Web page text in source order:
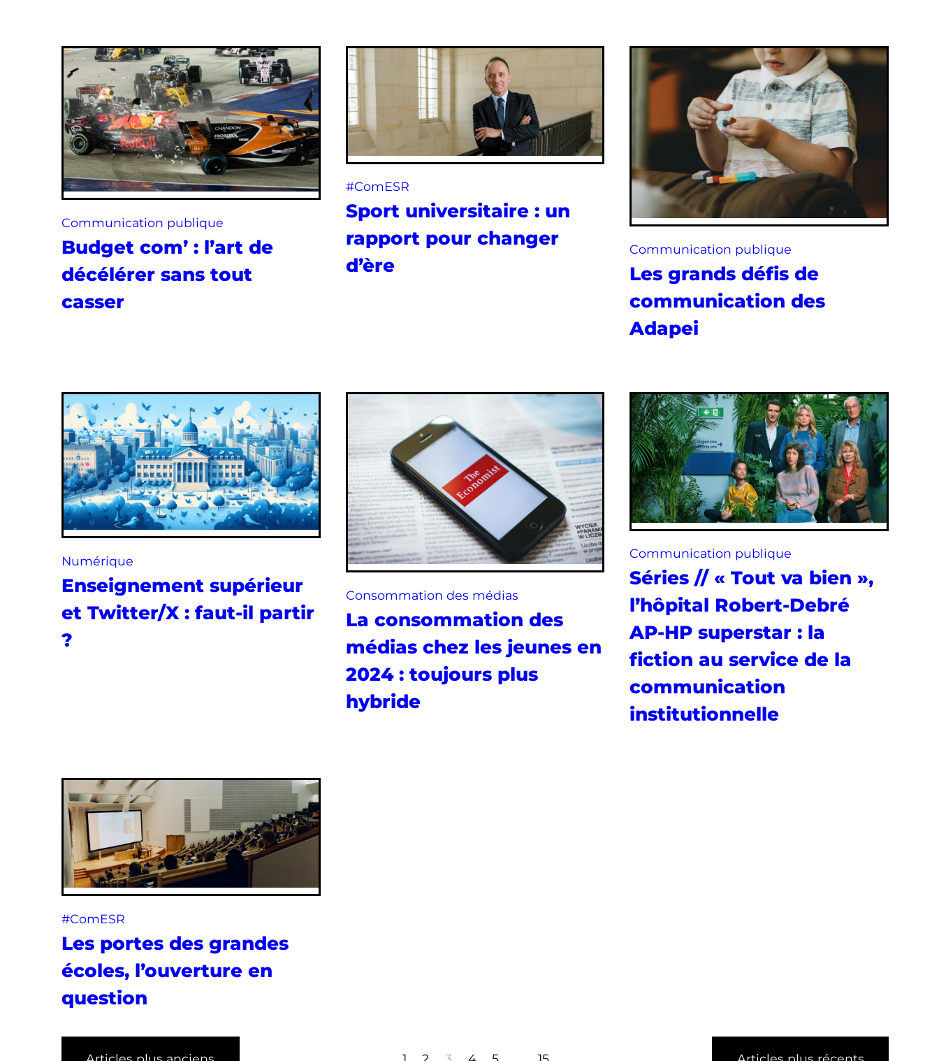
Communication publique
Budget com’ : l’art de
décélérer sans tout
casser
#ComESR
Sport universitaire : un
rapport pour changer
d’ère
Communication publique
Les grands défis de
communication des
Adapei
Numérique
Enseignement supérieur
et Twitter/X : faut-il partir
?
Consommation des médias
La consommation des
médias chez les jeunes en
2024 : toujours plus
hybride
Communication publique
Séries // « Tout va bien »,
l’hôpital Robert-Debré
AP-HP superstar : la
fiction au service de la
communication
institutionnelle
#ComESR
Les portes des grandes
écoles, l’ouverture en
question